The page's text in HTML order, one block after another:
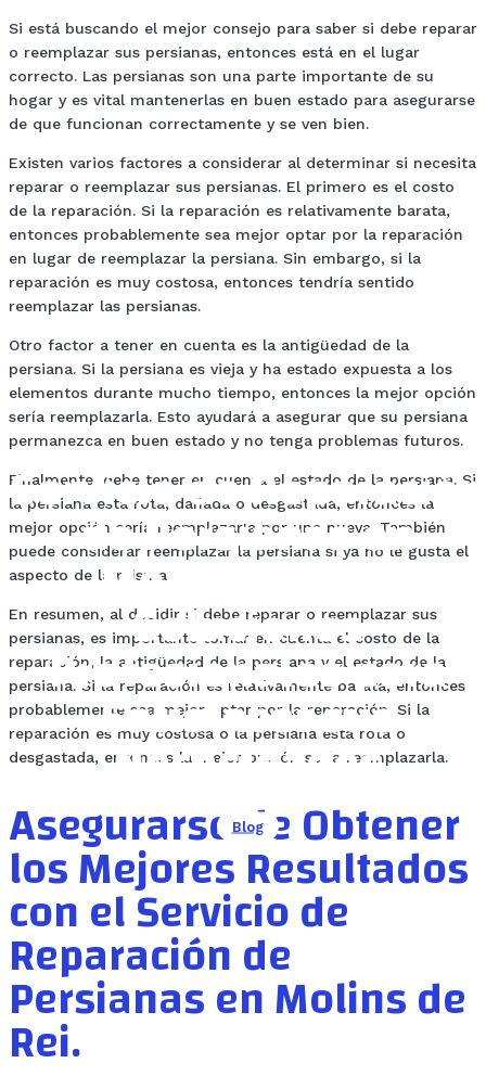
Servicio de Reparación
de Persianas en
Molins de Rei:
Soluciones
Profesionales para
Satisfacer sus
Necesidades
Blog
Si está buscando el mejor consejo para saber si debe reparar
o reemplazar sus persianas, entonces está en el lugar
correcto. Las persianas son una parte importante de su
hogar y es vital mantenerlas en buen estado para asegurarse
de que funcionan correctamente y se ven bien.
Existen varios factores a considerar al determinar si necesita
reparar o reemplazar sus persianas. El primero es el costo
de la reparación. Si la reparación es relativamente barata,
entonces probablemente sea mejor optar por la reparación
en lugar de reemplazar la persiana. Sin embargo, si la
reparación es muy costosa, entonces tendría sentido
reemplazar las persianas.
Otro factor a tener en cuenta es la antigüedad de la
persiana. Si la persiana es vieja y ha estado expuesta a los
elementos durante mucho tiempo, entonces la mejor opción
sería reemplazarla. Esto ayudará a asegurar que su persiana
permanezca en buen estado y no tenga problemas futuros.
Finalmente, debe tener en cuenta el estado de la persiana. Si
la persiana está rota, dañada o desgastada, entonces la
mejor opción sería reemplazarla por una nueva. También
puede considerar reemplazar la persiana si ya no le gusta el
aspecto de la misma.
En resumen, al decidir si debe reparar o reemplazar sus
persianas, es importante tomar en cuenta el costo de la
reparación, la antigüedad de la persiana y el estado de la
persiana. Si la reparación es relativamente barata, entonces
probablemente sea mejor optar por la reparación. Si la
reparación es muy costosa o la persiana está rota o
desgastada, entonces la mejor opción sería reemplazarla.
Asegurarse de Obtener
los Mejores Resultados
con el Servicio de
Reparación de
Persianas en Molins de
Rei.